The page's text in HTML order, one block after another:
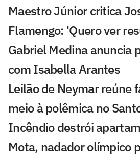
Maestro Júnior critica
Flamengo: 'Quero ver
Gabriel Medina anuncia
com Isabella Arantes
Leilão de Neymar reúne
meio à polêmica no
Incêndio destrói
Mota, nadador olímpico